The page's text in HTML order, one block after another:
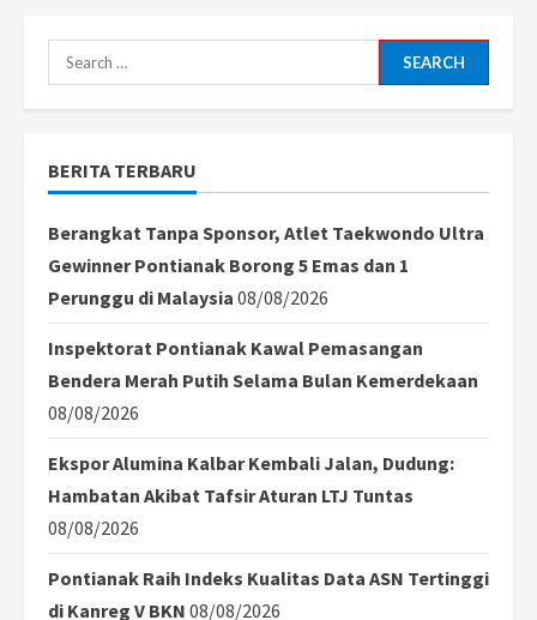
2.000
Lalu
Search
for:
BERITA TERBARU
Berangkat Tanpa Sponsor, Atlet Taekwondo Ultra
Gewinner Pontianak Borong 5 Emas dan 1
Perunggu di Malaysia 08/08/2026
Inspektorat Pontianak Kawal Pemasangan
Bendera Merah Putih Selama Bulan Kemerdekaan
08/08/2026
Ekspor Alumina Kalbar Kembali Jalan, Dudung:
Hambatan Akibat Tafsir Aturan LTJ Tuntas
08/08/2026
Pontianak Raih Indeks Kualitas Data ASN Tertinggi
di Kanreg V BKN 08/08/2026